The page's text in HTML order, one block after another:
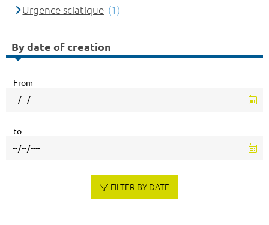
Urgence sciatique (1)
By date of creation
From
to
FILTER BY DATE